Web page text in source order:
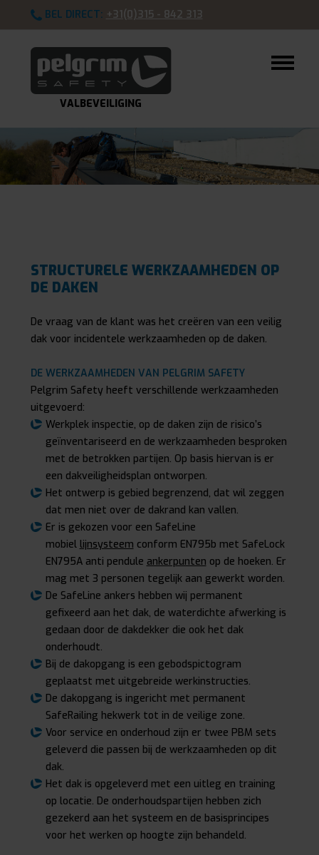
BEL DIRECT: +31(0)315 - 842 313
VALBEVEILIGING
STRUCTURELE WERKZAAMHEDEN OP
DE DAKEN
De vraag van de klant was het creëren van een veilig
dak voor incidentele werkzaamheden op de daken.
DE WERKZAAMHEDEN VAN PELGRIM SAFETY
Pelgrim Safety heeft verschillende werkzaamheden
uitgevoerd:
Werkplek inspectie, op de daken zijn de risico’s
geïnventariseerd en de werkzaamheden besproken
met de betrokken partijen. Op basis hiervan is er
een dakveiligheidsplan ontworpen.
Het ontwerp is gebied begrenzend, dat wil zeggen
dat men niet over de dakrand kan vallen.
Er is gekozen voor een SafeLine
mobiel lijnsysteem conform EN795b met SafeLock
EN795A anti pendule ankerpunten op de hoeken. Er
mag met 3 personen tegelijk aan gewerkt worden.
De SafeLine ankers hebben wij permanent
gefixeerd aan het dak, de waterdichte afwerking is
gedaan door de dakdekker die ook het dak
onderhoudt.
Bij de dakopgang is een gebodspictogram
geplaatst met uitgebreide werkinstructies.
De dakopgang is ingericht met permanent
SafeRailing hekwerk tot in de veilige zone.
Voor service en onderhoud zijn er twee PBM sets
geleverd die passen bij de werkzaamheden op dit
dak.
Het dak is opgeleverd met een uitleg en training
op locatie. De onderhoudspartijen hebben zich
gezekerd aan het systeem en de basisprincipes
voor het werken op hoogte zijn behandeld.